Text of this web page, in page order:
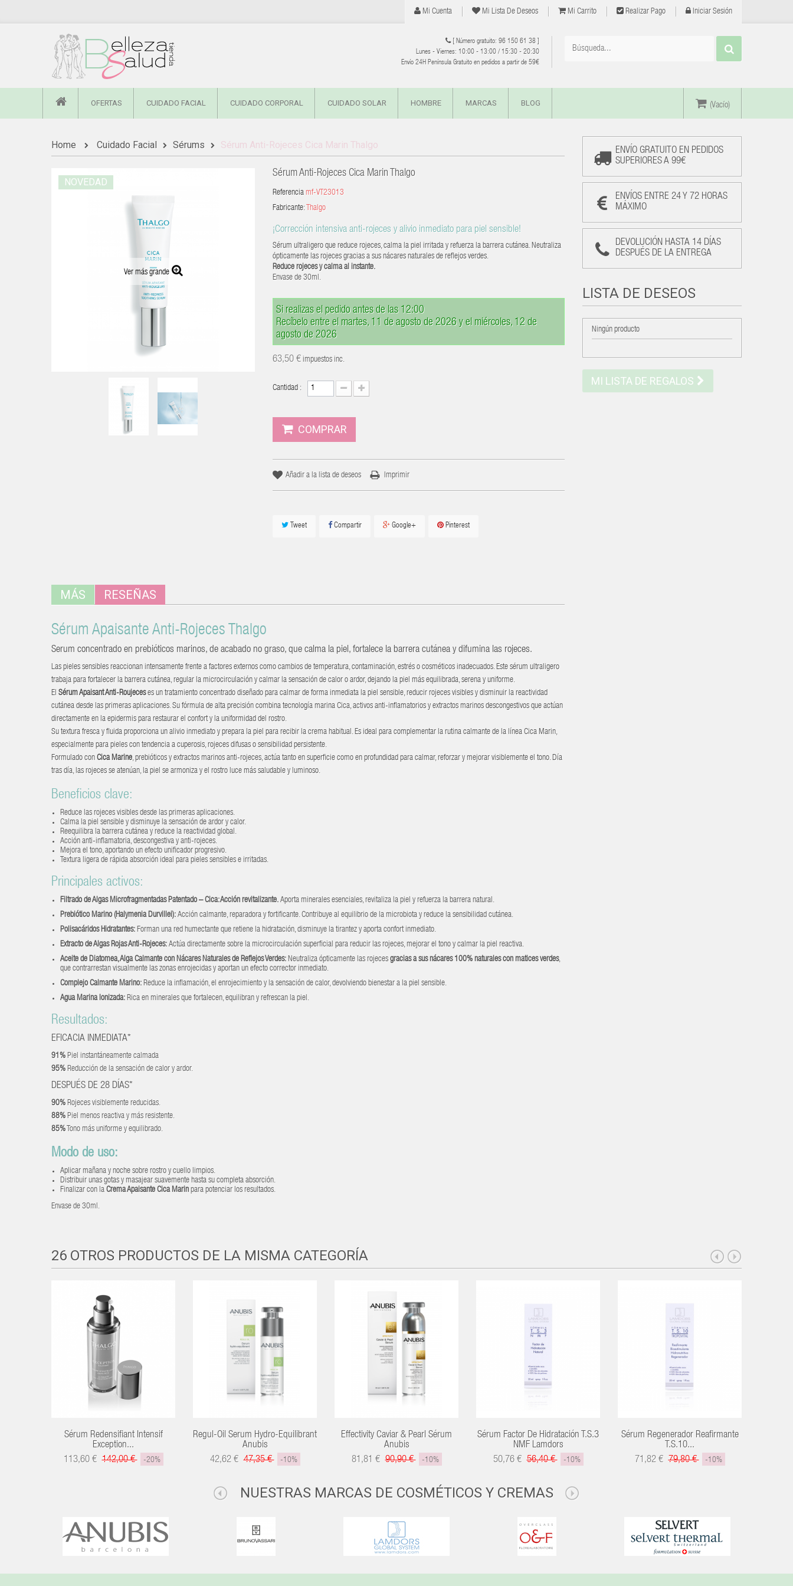
Mi Cuenta Mi Lista De Deseos Mi Carrito Realizar Pago Iniciar Sesión
(Vacío)
[ Número gratuito: 96 150 61 38
Lunes - Viernes: 10:00 - 13:00 / 15:30 - 20:30
Envío 24H Península Gratuito en pedidos a partir de 59€
OFERTAS CUIDADO FACIAL CUIDADO CORPORAL CUIDADO SOLAR HOMBRE MARCAS BLOG
Home Cuidado Facial Sérums Sérum Anti-Rojeces Cica Marin Thalgo
NOVEDAD
Ver más grande
Sérum Anti-Rojeces Cica Marin Thalgo
Referencia mf-VT23013
Fabricante: Thalgo
¡Corrección intensiva anti-rojeces y alivio inmediato para piel sensible!
Sérum ultraligero que reduce rojeces, calma la piel irritada y refuerza la barrera cutánea. Neutraliza
ópticamente las rojeces gracias a sus nácares naturales de reflejos verdes.
Reduce rojeces y calma al instante.
Envase de 30ml.
Si realizas el pedido antes de las 12:00
Recíbelo entre el martes, 11 de agosto de 2026 y el miércoles, 12 de
agosto de 2026
63,50 € impuestos inc.
Cantidad :
COMPRAR
Añadir a la lista de deseos Imprimir
Tweet Compartir Google+ Pinterest
MÁS RESEÑAS
Sérum Apaisante Anti-Rojeces Thalgo
Serum concentrado en prebióticos marinos, de acabado no graso, que calma la piel, fortalece la barrera cutánea y difumina las rojeces.
Las pieles sensibles reaccionan intensamente frente a factores externos como cambios de temperatura, contaminación, estrés o cosméticos inadecuados. Este sérum ultraligero
trabaja para fortalecer la barrera cutánea, regular la microcirculación y calmar la sensación de calor o ardor, dejando la piel más equilibrada, serena y uniforme.
El Sérum Apaisant Anti-Roujeceses un tratamiento concentrado diseñado para calmar de forma inmediata la piel sensible, reducir rojeces visibles y disminuir la reactividad
cutánea desde las primeras aplicaciones. Su fórmula de alta precisión combina tecnología marina Cica, activos anti-inflamatorios y extractos marinos descongestivos que actúan
directamente en la epidermis para restaurar el confort y la uniformidad del rostro.
Su textura fresca y fluida proporciona un alivio inmediato y prepara la piel para recibir la crema habitual. Es ideal para complementar la rutina calmante de la línea Cica Marin,
especialmente para pieles con tendencia a cuperosis, rojeces difusas o sensibilidad persistente.
Formulado con Cica Marine, prebióticos y extractos marinos anti-rojeces, actúa tanto en superficie como en profundidad para calmar, reforzar y mejorar visiblemente el tono. Día
tras día, las rojeces se atenúan, la piel se armoniza y el rostro luce más saludable y luminoso.
Beneficios clave:
Reduce las rojeces visibles desde las primeras aplicaciones.
Calma la piel sensible y disminuye la sensación de ardor y calor.
Reequilibra la barrera cutánea y reduce la reactividad global.
Acción anti-inflamatoria, descongestiva y anti-rojeces.
Mejora el tono, aportando un efecto unificador progresivo.
Textura ligera de rápida absorción ideal para pieles sensibles e irritadas.
Principales activos:
Filtrado de Algas Microfragmentadas Patentado – Cica: Acción revitalizante. Aporta minerales esenciales, revitaliza la piel y refuerza la barrera natural.
Prebiótico Marino (Halymenia Durvillei): Acción calmante, reparadora y fortificante. Contribuye al equilibrio de la microbiota y reduce la sensibilidad cutánea.
Polisacáridos Hidratantes: Forman una red humectante que retiene la hidratación, disminuye la tirantez y aporta confort inmediato.
Extracto de Algas Rojas Anti-Rojeces: Actúa directamente sobre la microcirculación superficial para reducir las rojeces, mejorar el tono y calmar la piel reactiva.
Aceite de Diatomea, Alga Calmante con Nácares Naturales de Reflejos Verdes: Neutraliza ópticamente las rojeces gracias a sus nácares 100% naturales con matices verdes,
que contrarrestan visualmente las zonas enrojecidas y aportan un efecto corrector inmediato.
Complejo Calmante Marino: Reduce la inflamación, el enrojecimiento y la sensación de calor, devolviendo bienestar a la piel sensible.
Agua Marina Ionizada: Rica en minerales que fortalecen, equilibran y refrescan la piel.
Resultados:
EFICACIA INMEDIATA*
91% Piel instantáneamente calmada
95% Reducción de la sensación de calor y ardor.
DESPUÉS DE 28 DÍAS*
90% Rojeces visiblemente reducidas.
88% Piel menos reactiva y más resistente.
85% Tono más uniforme y equilibrado.
Modo de uso:
Aplicar mañana y noche sobre rostro y cuello limpios.
Distribuir unas gotas y masajear suavemente hasta su completa absorción.
Finalizar con la Crema Apaisante Cica Marin para potenciar los resultados.
Envase de 30ml.
ENVÍO GRATUITO EN PEDIDOS
SUPERIORES A 99€
ENVÍOS ENTRE 24 Y 72 HORAS
MÁXIMO
DEVOLUCIÓN HASTA 14 DÍAS
DESPUÉS DE LA ENTREGA
LISTA DE DESEOS
Ningún producto
MI LISTA DE REGALOS
26 OTROS PRODUCTOS DE LA MISMA CATEGORÍA
Sérum Redensifiant Intensif
Exception...
113,60 € 142,00 € -20%
Regul-Oil Serum Hydro-Equilibrant
Anubis
42,62 € 47,35 € -10%
Effectivity Caviar & Pearl Sérum
Anubis
81,81 € 90,90 € -10%
Sérum Factor De Hidratación T.S.3
NMF Lamdors
50,76 € 56,40 € -10%
Sérum Regenerador Reafirmante
T.S.10...
71,82 € 79,80 € -10%
NUESTRAS MARCAS DE COSMÉTICOS Y CREMAS